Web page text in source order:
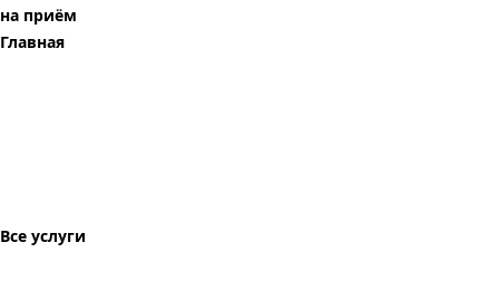
на приём
Главная
Все услуги